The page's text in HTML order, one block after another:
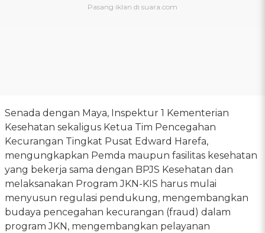
Senada dengan Maya, Inspektur 1 Kementerian
Kesehatan sekaligus Ketua Tim Pencegahan
Kecurangan Tingkat Pusat Edward Harefa,
mengungkapkan Pemda maupun fasilitas kesehatan
yang bekerja sama dengan BPJS Kesehatan dan
melaksanakan Program JKN-KIS harus mulai
menyusun regulasi pendukung, mengembangkan
budaya pencegahan kecurangan (fraud) dalam
program JKN, mengembangkan pelayanan